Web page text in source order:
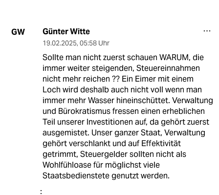
GW Günter Witte
19.02.2025, 05:58 Uhr
Sollte man nicht zuerst schauen WARUM, die
immer weiter steigenden, Steuereinnahmen
nicht mehr reichen ?? Ein Eimer mit einem
Loch wird deshalb auch nicht voll wenn man
immer mehr Wasser hineinschüttet. Verwaltung
und Bürokratismus fressen einen erheblichen
Teil unserer Investitionen auf, da gehört zuerst
ausgemistet. Unser ganzer Staat, Verwaltung
gehört verschlankt und auf Effektivität
getrimmt, Steuergelder sollten nicht als
Wohlfühloase für möglichst viele
Staatsbedienstete genutzt werden.